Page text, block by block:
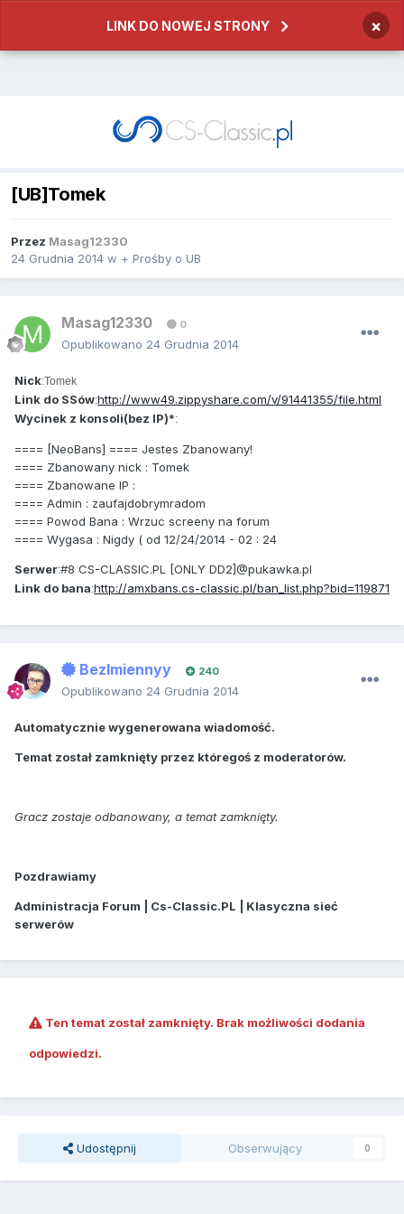
LINK DO NOWEJ STRONY ×
[UB]Tomek
Przez Masag12330
24 Grudnia 2014 w + Prośby o UB
Masag12330 0
Opublikowano 24 Grudnia 2014
Nick:Tomek
Link do SSów:http://www49.zippyshare.com/v/91441355/file.html
Wycinek z konsoli(bez IP)*:
==== [NeoBans] ==== Jestes Zbanowany!
==== Zbanowany nick : Tomek
==== Zbanowane IP :
==== Admin : zaufajdobrymradom
==== Powod Bana : Wrzuc screeny na forum
==== Wygasa : Nigdy ( od 12/24/2014 - 02 : 24
Serwer:#8 CS-CLASSIC.PL [ONLY DD2]@pukawka.pl
Link do bana:http://amxbans.cs-classic.pl/ban_list.php?bid=119871
BezImiennyy 240
Opublikowano 24 Grudnia 2014
Automatycznie wygenerowana wiadomość.
Temat został zamknięty przez któregoś z moderatorów.
Gracz zostaje odbanowany, a temat zamknięty.
Pozdrawiamy
Administracja Forum | Cs-Classic.PL | Klasyczna sieć
serwerów
Ten temat został zamknięty. Brak możliwości dodania
odpowiedzi.
Udostępnij Obserwujący 0